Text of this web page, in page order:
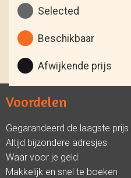
Selected
Beschikbaar
Afwijkende prijs
Voordelen
Gegarandeerd de laagste prijs
Altijd bijzondere adresjes
Waar voor je geld
Makkelijk en snel te boeken